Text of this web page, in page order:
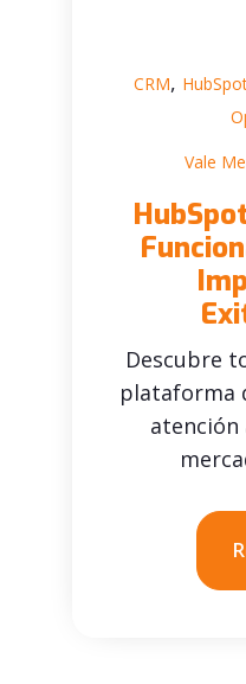
CRM,
Vale
Descubre
plataforma
atención